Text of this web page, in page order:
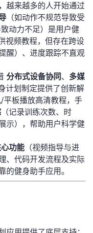
越来越多的人开始通过
​（如动作不规范导致受
致动力不足）是用户健
视频教程，但存在跨设
醒）、进度跟踪不直观
​分布式设备协同​​、​ ​多媒
计划制定提供了创新解
/平板播放高清教程，手
​（记录训练次数、时
示），帮助用户科学健
功能​ ​（视频指导与进
、代码开发流程及实际
的健身助手应用。